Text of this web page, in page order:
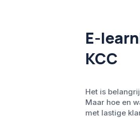
E-
KCC
Het is
Maar hoe en
met lastige